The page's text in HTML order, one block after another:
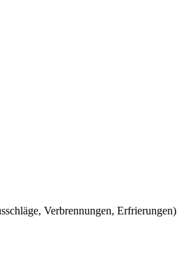
Verbrennungen, Erfrierungen)